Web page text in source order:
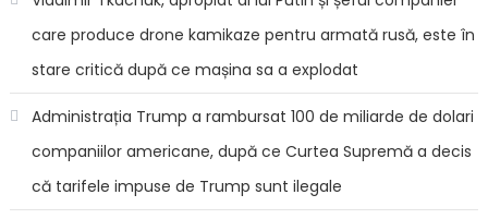
să
est-
care produce drone kamikaze pentru armată rusă, este în
stare critică după ce mașina sa a explodat
Administrația Trump a rambursat 100 de miliarde de dolari
companiilor americane, după ce Curtea Supremă a decis
că tarifele impuse de Trump sunt ilegale